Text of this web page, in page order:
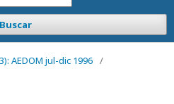
Buscar
AEDOM jul-dic 1996 /